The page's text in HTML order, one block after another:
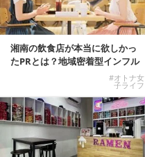
湘南の飲食店が本当に欲しかっ
たPRとは？地域密着型インフル
#オトナ女
子ライフ